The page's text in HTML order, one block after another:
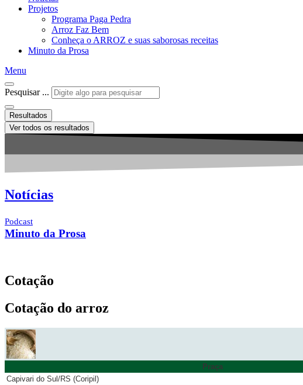
Projetos
Programa Paga Pedra
Arroz Faz Bem
Conheça o ARROZ e suas saborosas receitas
Minuto da Prosa
Menu
Pesquisar ...
Resultados
Ver todos os resultados
Notícias
Podcast
Minuto da Prosa
Cotação
Cotação do arroz
Praça
Capivari do Sul/RS (Coripil)